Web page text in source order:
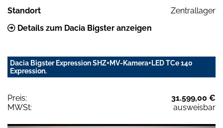
Standort
Zentrallager
Details zum Dacia Bigster anzeigen
Dacia Bigster Expression SHZ+MV-Kamera+LED TCe 140
Expression.
Preis:
31.599,00 €
MWSt:
ausweisbar